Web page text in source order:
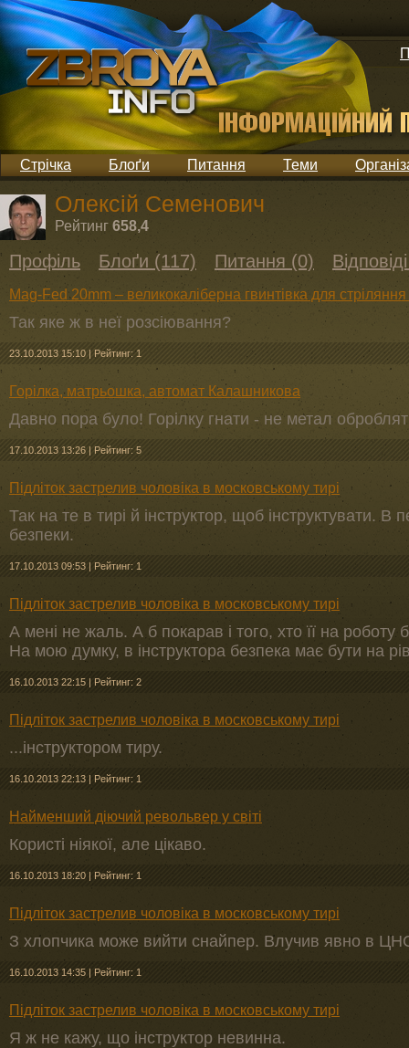
Стрічка Блоґи Питання Теми
Олексій Семенович
Рейтинг 658,4
Профіль Блоґи (117) Питання (0)
Mag-Fed 20mm – великокаліберна гвинтівка для стріляння
Так яке ж в неї розсіювання?
23.10.2013 15:10 | Рейтинг: 1
Горілка, матрьошка, автомат Калашникова
Давно пора було! Горілку гнати - не метал
17.10.2013 13:26 | Рейтинг: 5
Підліток застрелив чоловіка в московському тирі
Так на те в тирі й інструктор, щоб інструктувати.
безпеки.
17.10.2013 09:53 | Рейтинг: 1
Підліток застрелив чоловіка в московському тирі
А мені не жаль. А б покарав і того, хто її на роботу
На мою думку, в інструктора безпека має бути на
16.10.2013 22:15 | Рейтинг: 2
Підліток застрелив чоловіка в московському тирі
...інструктором тиру.
16.10.2013 22:13 | Рейтинг: 1
Найменший діючий револьвер у світі
Користі ніякої, але цікаво.
16.10.2013 18:20 | Рейтинг: 1
Підліток застрелив чоловіка в московському тирі
З хлопчика може вийти снайпер. Влучив явно в
16.10.2013 14:35 | Рейтинг: 1
Підліток застрелив чоловіка в московському тирі
Я ж не кажу, що інструктор невинна.